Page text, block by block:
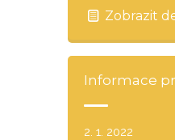
Zobrazit
Informace
2. 1. 2022